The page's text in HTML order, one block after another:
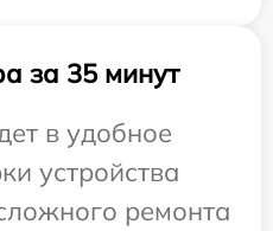
за 35 минут
в удобное
устройства
ремонта